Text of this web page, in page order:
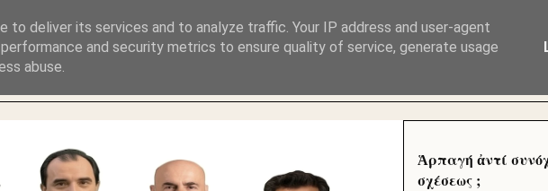
Ἁρπαγή ἀντί
σχέσεως ;
to deliver its services and to analyze traffic. Your IP address and user-agent
and security metrics to ensure quality of service, generate usage
abuse.